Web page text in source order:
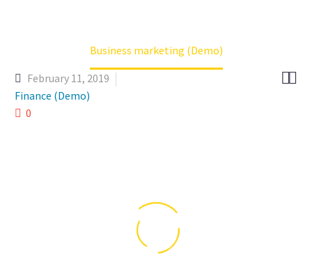
Business marketing (Demo)

February 11, 2019
Finance (Demo)
0